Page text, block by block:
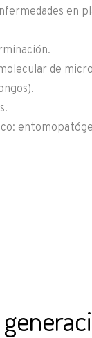
en
de